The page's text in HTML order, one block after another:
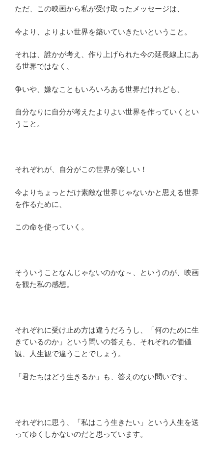
ただ、この映画から私が受け取ったメッセージは、
今より、よりよい世界を築いていきたいということ。
それは、誰かが考え、作り上げられた今の延長線上にあ
る世界ではなく、
争いや、嫌なこともいろいろある世界だけれども、
自分なりに自分が考えたよりよい世界を作っていくとい
うこと。
それぞれが、自分がこの世界が楽しい！
今よりちょっとだけ素敵な世界じゃないかと思える世界
を作るために、
この命を使っていく。
そういうことなんじゃないのかな～、というのが、映画
を観た私の感想。
それぞれに受け止め方は違うだろうし、「何のために生
きているのか」という問いの答えも、それぞれの価値
観、人生観で違うことでしょう。
「君たちはどう生きるか」も、答えのない問いです。
それぞれに思う、「私はこう生きたい」という人生を送
ってゆくしかないのだと思っています。